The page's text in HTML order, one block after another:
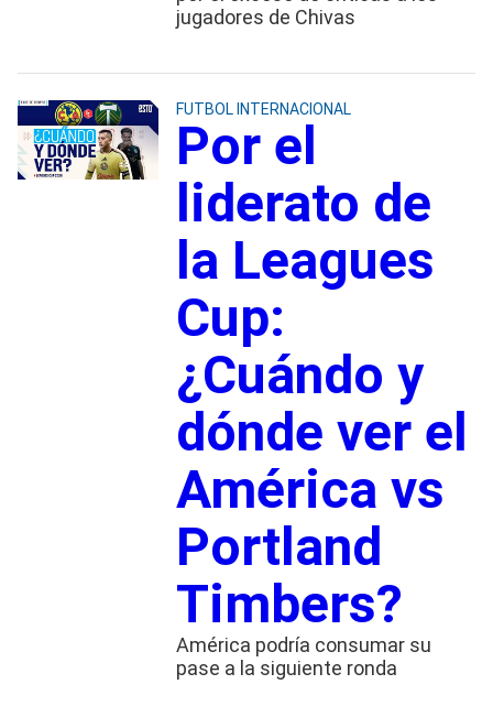
jugadores de Chivas
FUTBOL INTERNACIONAL
Por el
liderato de
la Leagues
Cup:
¿Cuándo y
dónde ver el
América vs
Portland
Timbers?
América podría consumar su
pase a la siguiente ronda